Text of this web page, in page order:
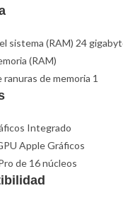
sistema (RAM) 24
(RAM)
ranuras de memoria 1
Integrado
Apple Gráficos
de 16 núcleos